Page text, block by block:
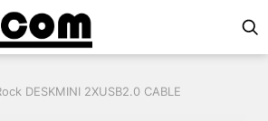
CABLE
DESKMINI 2XUSB2.0 CABLE